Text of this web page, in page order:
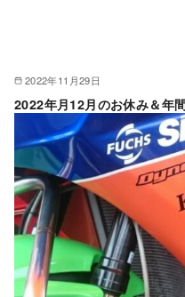
2022年11月29日
2022年月12月のお休み＆年